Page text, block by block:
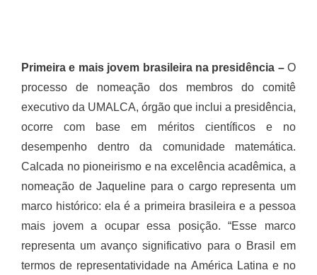
Primeira e mais jovem brasileira na presidência –O
processo de nomeação dos membros do comitê
executivo da UMALCA, órgão que inclui a presidência,
ocorre com base em méritos científicos e no
desempenho dentro da comunidade matemática.
Calcada no pioneirismo e na excelência acadêmica, a
nomeação de Jaqueline para o cargo representa um
marco histórico: ela é a primeira brasileira e a pessoa
mais jovem a ocupar essa posição. “Esse marco
representa um avanço significativo para o Brasil em
termos de representatividade na América Latina e no